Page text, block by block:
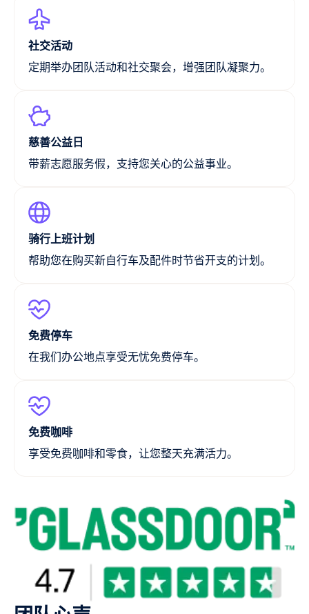
社交活动
定期举办团队活动和社交聚会，增强团队凝聚力。
慈善公益日
带薪志愿服务假，支持您关心的公益事业。
骑行上班计划
帮助您在购买新自行车及配件时节省开支的计划。
免费停车
在我们办公地点享受无忧免费停车。
免费咖啡
享受免费咖啡和零食，让您整天充满活力。